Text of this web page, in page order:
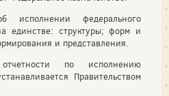
исполнении федерального
единстве: структуры; форм и
и представления.
по исполнению
Правительством